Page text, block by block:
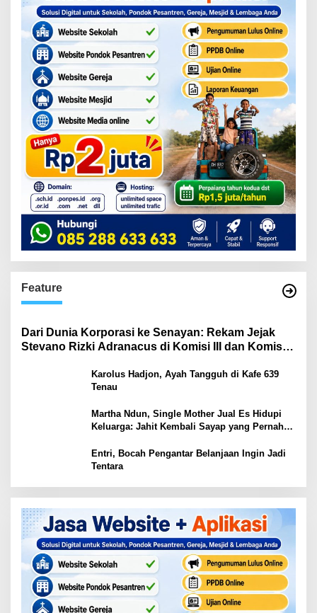
Feature
Dari Dunia Korporasi ke Senayan: Rekam Jejak
Stevano Rizki Adranacus di Komisi III dan Komisi X
Karolus Hadjon, Ayah Tangguh di Kafe 639
Tenau
Martha Ndun, Single Mother Jual Es Hidupi
Keluarga: Jahit Kembali Sayap yang Pernah
Entri, Bocah Pengantar Belanjaan Ingin Jadi
Tentara